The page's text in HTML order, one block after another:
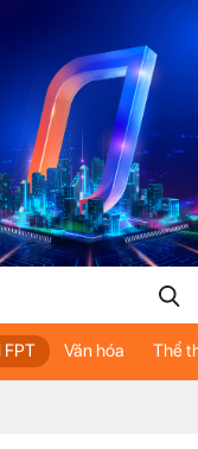
FPT Văn hóa Thể